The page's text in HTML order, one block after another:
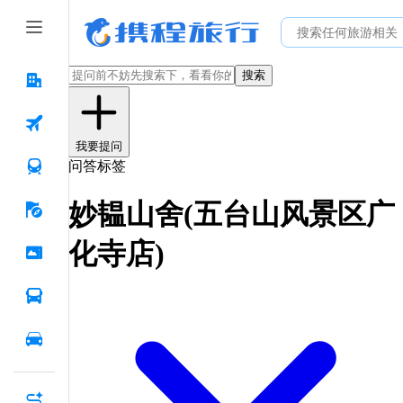
搜索
我要提问
问答标签
妙韫山舍(五台山风景区广
化寺店)